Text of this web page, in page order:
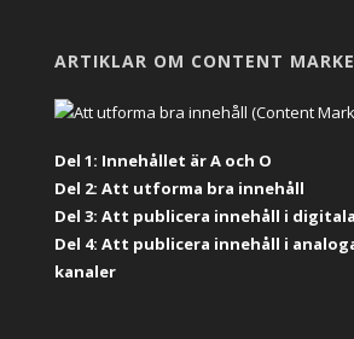
ARTIKLAR OM CONTENT
Del 1: Innehållet är A och O
Del 2: Att utforma bra innehåll
Del 3: Att publicera innehåll i
Del 4: Att publicera innehåll i
kanaler